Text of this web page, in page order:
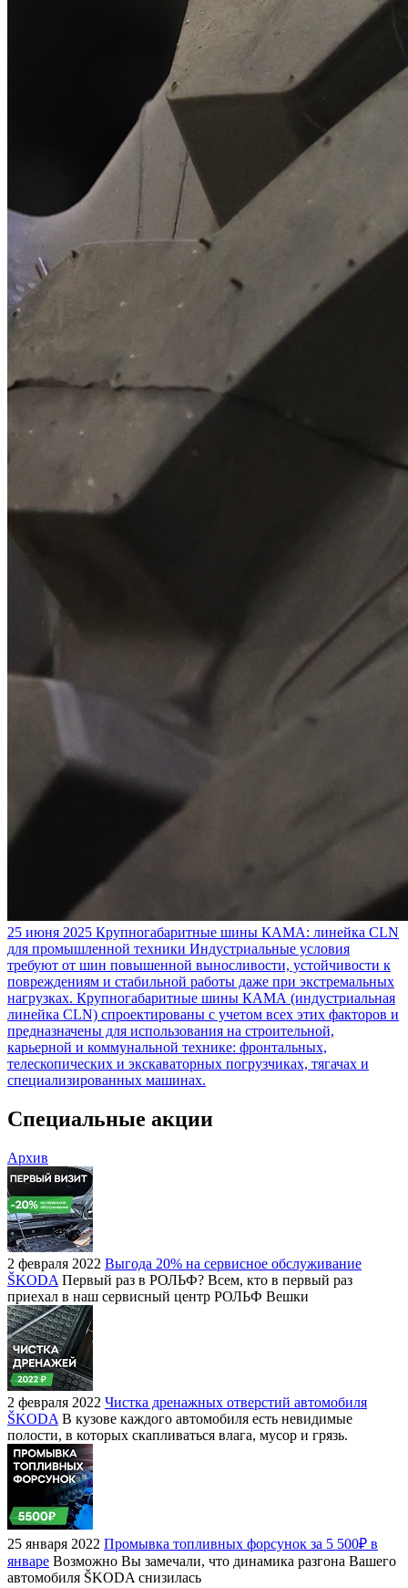
25 июня 2025 Крупногабаритные шины КАМА: линейка CLN
для промышленной техники Индустриальные условия
требуют от шин повышенной выносливости, устойчивости к
повреждениям и стабильной работы даже при экстремальных
нагрузках. Крупногабаритные шины КАМА (индустриальная
линейка CLN) спроектированы с учетом всех этих факторов и
предназначены для использования на строительной,
карьерной и коммунальной технике: фронтальных,
телескопических и экскаваторных погрузчиках, тягачах и
специализированных машинах.
Специальные акции
Архив
2 февраля 2022 Выгода 20% на сервисное обслуживание
ŠKODA Первый раз в РОЛЬФ? Всем, кто в первый раз
приехал в наш сервисный центр РОЛЬФ Вешки
2 февраля 2022 Чистка дренажных отверстий автомобиля
ŠKODA В кузове каждого автомобиля есть невидимые
полости, в которых скапливаться влага, мусор и грязь.
25 января 2022 Промывка топливных форсунок за 5 500₽ в
январе Возможно Вы замечали, что динамика разгона Вашего
автомобиля ŠKODA снизилась